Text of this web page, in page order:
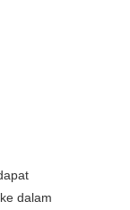
dalam